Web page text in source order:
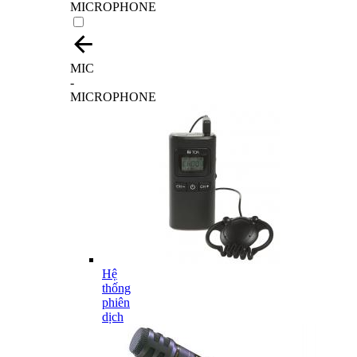
MICROPHONE
MIC
-
MICROPHONE
Hệ
thống
phiên
dịch